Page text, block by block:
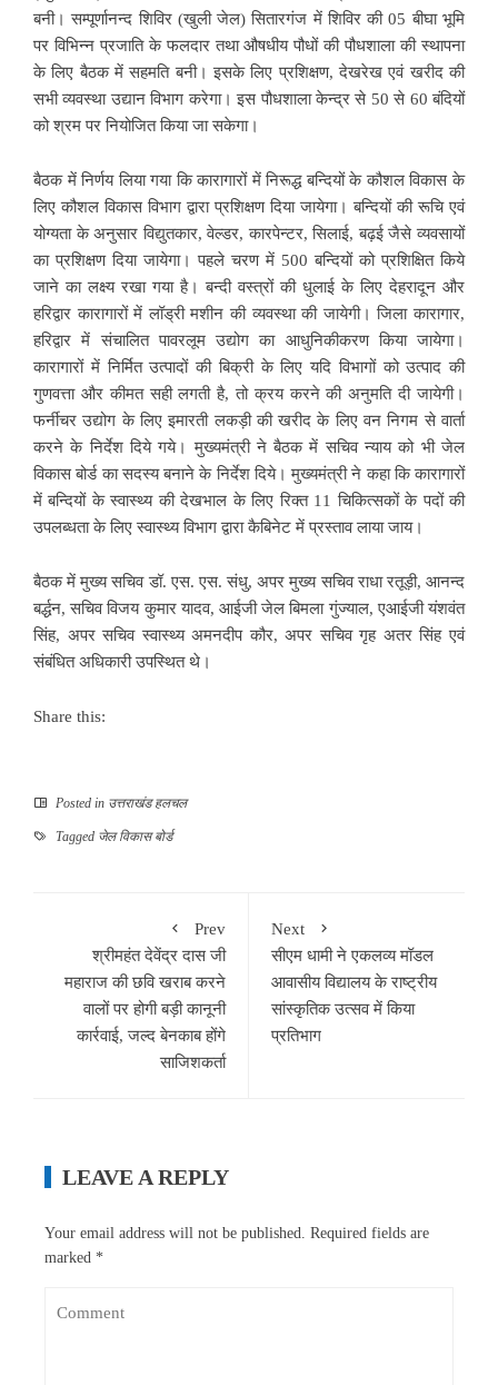
बनी। सम्पूर्णानन्द शिविर (खुली जेल) सितारगंज में शिविर की 05 बीघा भूमि
पर विभिन्न प्रजाति के फलदार तथा औषधीय पौधों की पौधशाला की स्थापना
के लिए बैठक में सहमति बनी। इसके लिए प्रशिक्षण, देखरेख एवं खरीद की
सभी व्यवस्था उद्यान विभाग करेगा। इस पौधशाला केन्द्र से 50 से 60 बंदियों
को श्रम पर नियोजित किया जा सकेगा।
बैठक में निर्णय लिया गया कि कारागारों में निरूद्ध बन्दियों के कौशल विकास के
लिए कौशल विकास विभाग द्वारा प्रशिक्षण दिया जायेगा। बन्दियों की रूचि एवं
योग्यता के अनुसार विद्युतकार, वेल्डर, कारपेन्टर, सिलाई, बढ़ई जैसे व्यवसायों
का प्रशिक्षण दिया जायेगा। पहले चरण में 500 बन्दियों को प्रशिक्षित किये
जाने का लक्ष्य रखा गया है। बन्दी वस्त्रों की धुलाई के लिए देहरादून और
हरिद्वार कारागारों में लॉड्री मशीन की व्यवस्था की जायेगी। जिला कारागार,
हरिद्वार में संचालित पावरलूम उद्योग का आधुनिकीकरण किया जायेगा।
कारागारों में निर्मित उत्पादों की बिक्री के लिए यदि विभागों को उत्पाद की
गुणवत्ता और कीमत सही लगती है, तो क्रय करने की अनुमति दी जायेगी।
फर्नीचर उद्योग के लिए इमारती लकड़ी की खरीद के लिए वन निगम से वार्ता
करने के निर्देश दिये गये। मुख्यमंत्री ने बैठक में सचिव न्याय को भी जेल
विकास बोर्ड का सदस्य बनाने के निर्देश दिये। मुख्यमंत्री ने कहा कि कारागारों
में बन्दियों के स्वास्थ्य की देखभाल के लिए रिक्त 11 चिकित्सकों के पदों की
उपलब्धता के लिए स्वास्थ्य विभाग द्वारा कैबिनेट में प्रस्ताव लाया जाय।
बैठक में मुख्य सचिव डॉ. एस. एस. संधु, अपर मुख्य सचिव राधा रतूड़ी, आनन्द
बर्द्धन, सचिव विजय कुमार यादव, आईजी जेल बिमला गुंज्याल, एआईजी यंशवंत
सिंह, अपर सचिव स्वास्थ्य अमनदीप कौर, अपर सचिव गृह अतर सिंह एवं
संबंधित अधिकारी उपस्थित थे।
Share this:
Posted in उत्तराखंड हलचल
Tagged जेल विकास बोर्ड
Prev
श्रीमहंत देवेंद्र दास जी
महाराज की छवि खराब करने
वालों पर होगी बड़ी कानूनी
कार्रवाई, जल्द बेनकाब होंगे
साजिशकर्ता
Next
सीएम धामी ने एकलव्य मॉडल
आवासीय विद्यालय के राष्ट्रीय
सांस्कृतिक उत्सव में किया
प्रतिभाग
LEAVE A REPLY
Your email address will not be published.
Required fields are
marked *